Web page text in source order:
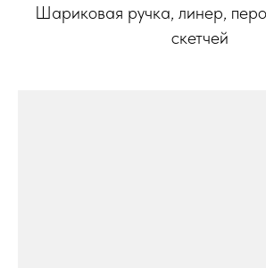
Шариковая ручка, линер,
скетчей